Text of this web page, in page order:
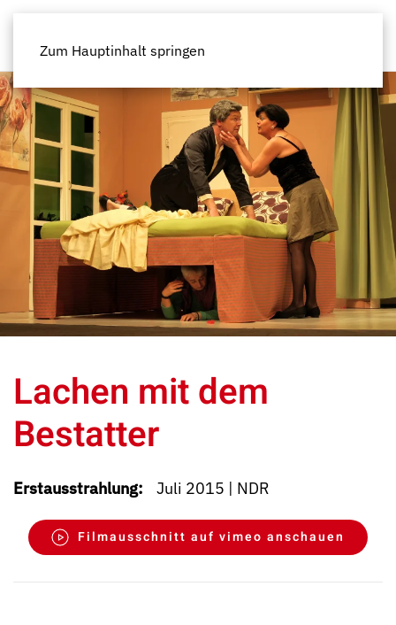
Zum Hauptinhalt springen
Lachen mit dem
Bestatter
Erstausstrahlung: Juli 2015 | NDR
Filmausschnitt auf vimeo anschauen